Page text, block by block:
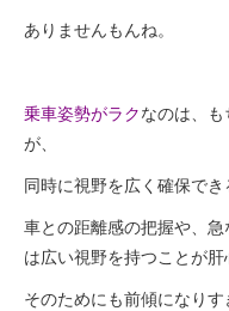
ありませんもんね。
乗車姿勢がラクなのは、
が、
同時に視野を広く確保でき
車との距離感の把握や、
は広い視野を持つことが肝
そのためにも前傾になりす